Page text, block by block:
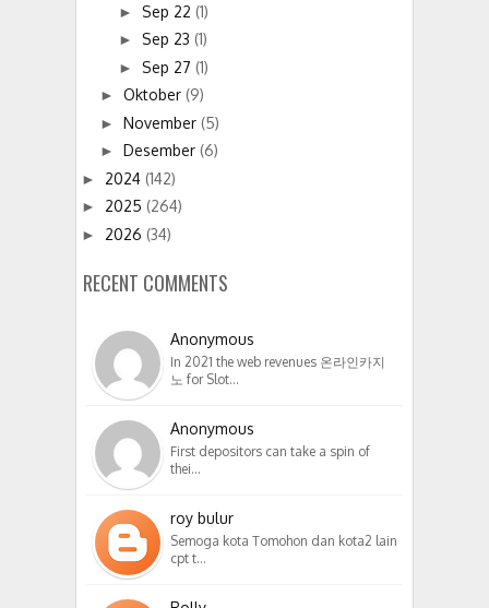
► Sep 22 (1)
► Sep 23 (1)
► Sep 27 (1)
► Oktober (9)
► November (5)
► Desember (6)
► 2024 (142)
► 2025 (264)
► 2026 (34)
RECENT COMMENTS
Anonymous
In 2021 the web revenues 온라인카지
노 for Slot…
Anonymous
First depositors can take a spin of
thei…
roy bulur
Semoga kota Tomohon dan kota2 lain
cpt t…